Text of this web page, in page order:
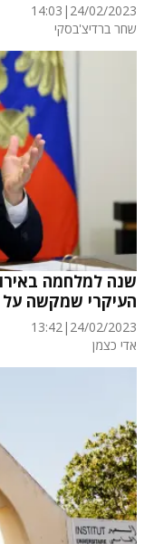
24/02/2023
|
14:03
שחר ברדיצ'בסקי
שנה למלחמה
העיקרי שמקשה על
24/02/2023
|
13:42
אדי כצמן